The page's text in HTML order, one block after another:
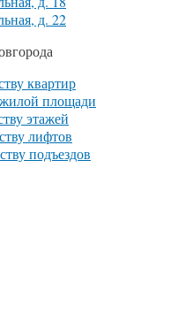
д. 22
квартир
площади
этажей
лифтов
подъездов